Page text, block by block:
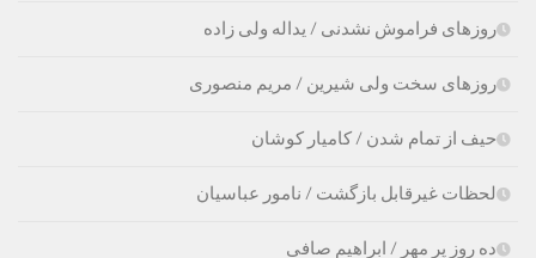
روزهای فراموش نشدنی / یداله ولی زاده
روزهای سخت ولی شیرین / مریم منصوری
حیف از تمام شدن / کامیار کوشان
لحظات غیرقابل بازگشت / نامور عباسیان
ده روز پر مهر / ابراهیم صافی